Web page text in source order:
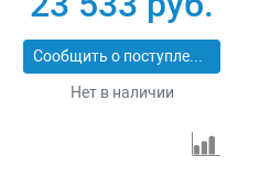
подсветка STEHER
DWB-500
Сообщить о поступлении
Нет в наличии